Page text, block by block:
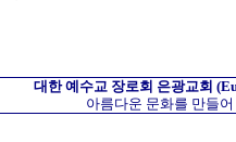
대한 예수교 장로회 은광교회
아름다운 문화를 만들